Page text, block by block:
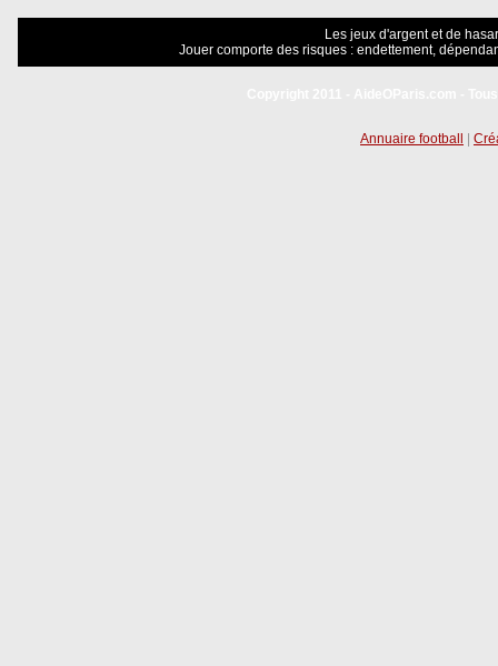
Les jeux d'argent et de
Jouer comporte des risques : endettement,
Annuaire football